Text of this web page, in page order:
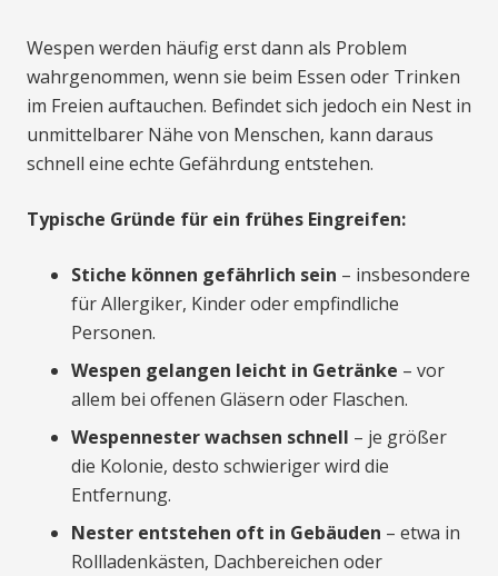
Wespen werden häufig erst dann als Problem
wahrgenommen, wenn sie beim Essen oder Trinken
im Freien auftauchen. Befindet sich jedoch ein Nest in
unmittelbarer Nähe von Menschen, kann daraus
schnell eine echte Gefährdung entstehen.
Typische Gründe für ein frühes Eingreifen:
Stiche können gefährlich sein – insbesondere
für Allergiker, Kinder oder empfindliche
Personen.
Wespen gelangen leicht in Getränke – vor
allem bei offenen Gläsern oder Flaschen.
Wespennester wachsen schnell – je größer
die Kolonie, desto schwieriger wird die
Entfernung.
Nester entstehen oft in Gebäuden – etwa in
Rollladenkästen, Dachbereichen oder